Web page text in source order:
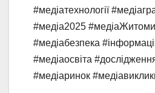
#медіатехнології
#медіа2025
#медіабезпека
#медіаосвіта
#медіаринок